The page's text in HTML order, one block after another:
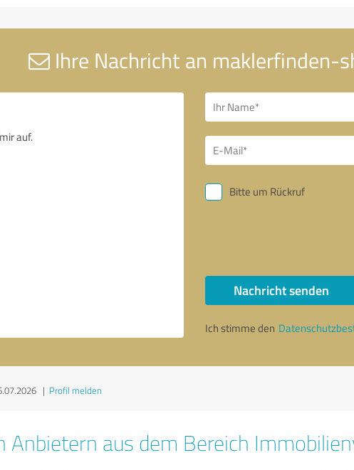
Ihre Nachricht an maklerfinden-
Bitte um Rückruf
Nachricht senden
Ich stimme den
| Profil melden
Anbietern aus dem Bereich